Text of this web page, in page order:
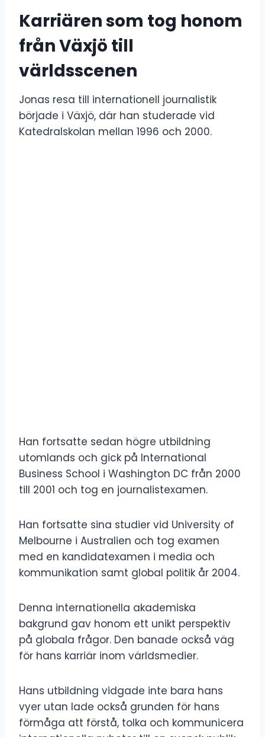
Karriären som tog honom
från Växjö till
världsscenen
Jonas resa till internationell journalistik
började i Växjö, där han studerade vid
Katedralskolan mellan 1996 och 2000.
Han fortsatte sedan högre utbildning
utomlands och gick på International
Business School i Washington DC från 2000
till 2001 och tog en journalistexamen.
Han fortsatte sina studier vid University of
Melbourne i Australien och tog examen
med en kandidatexamen i media och
kommunikation samt global politik år 2004.
Denna internationella akademiska
bakgrund gav honom ett unikt perspektiv
på globala frågor. Den banade också väg
för hans karriär inom världsmedier.
Hans utbildning vidgade inte bara hans
vyer utan lade också grunden för hans
förmåga att förstå, tolka och kommunicera